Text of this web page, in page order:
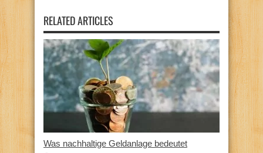
RELATED ARTICLES
Was nachhaltige Geldanlage bedeutet